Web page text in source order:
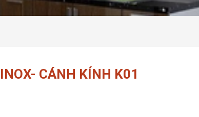
CÁNH KÍNH K01